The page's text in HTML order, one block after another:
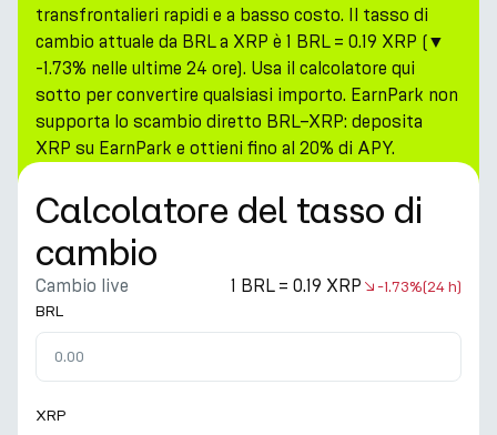
transfrontalieri rapidi e a basso costo. Il tasso di
cambio attuale da BRL a XRP è 1 BRL = 0.19 XRP (▼
-1.73% nelle ultime 24 ore). Usa il calcolatore qui
sotto per convertire qualsiasi importo. EarnPark non
supporta lo scambio diretto BRL–XRP: deposita
XRP su EarnPark e ottieni fino al 20% di APY.
Calcolatore del tasso di
cambio
Cambio live 1 BRL = 0.19 XRP -1.73%(24 h)
BRL
XRP